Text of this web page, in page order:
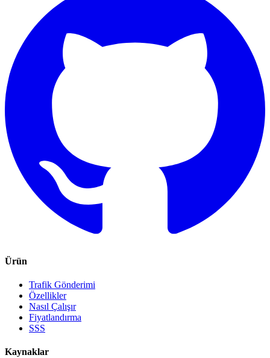
Ürün
Trafik Gönderimi
Özellikler
Nasıl Çalışır
Fiyatlandırma
SSS
Kaynaklar